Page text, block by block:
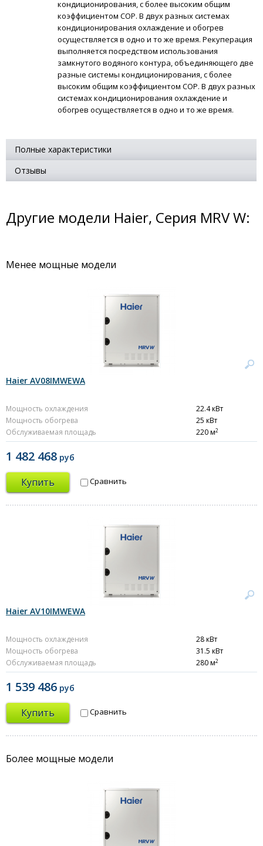
кондиционирования, с более высоким общим
коэффициентом СОР. В двух разных системах
кондиционирования охлаждение и обогрев
осуществляется в одно и то же время. Рекуперация
выполняется посредством использования
замкнутого водяного контура, объединяющего две
разные системы кондиционирования, с более
высоким общим коэффициентом СОР. В двух разных
системах кондиционирования охлаждение и
обогрев осуществляется в одно и то же время.
Полные характеристики
Отзывы
Другие модели Haier, Серия MRV W:
Менее мощные модели
Haier AV08IMWEWA
Мощность охлаждения
22.4 кВт
Мощность обогрева
25 кВт
Обслуживаемая площадь
220 м2
1 482 468 руб
Купить Сравнить
Haier AV10IMWEWA
Мощность охлаждения
28 кВт
Мощность обогрева
31.5 кВт
Обслуживаемая площадь
280 м2
1 539 486 руб
Купить Сравнить
Более мощные модели